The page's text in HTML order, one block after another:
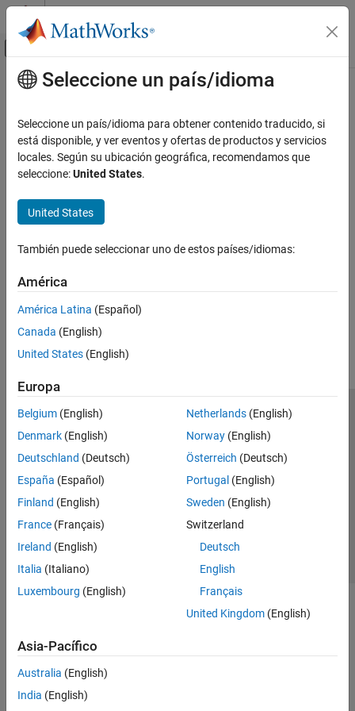
Saltar al contenido
Mostrar/ocultar menú de navegación
Inicio de Documentación
Categoría
Automated Driving Toolbox
Get Started with Automated Driving
Toolbox
Driving Scenario Simulation
Scenarios from Real-World Sensor Data
Euro NCAP Test Suite
Automated Driving Algorithms
Ground Truth Labeling
AUTOSAR Blockset
IEC Certification Kit
Model-Based Calibration Toolbox
Navigation Toolbox
Powertrain Blockset
RoadRunner
RoadRunner Scenario
Robotics System Toolbox
ROS Toolbox
UAV Toolbox
Vehicle Dynamics Blockset
Vehicle Network Toolbox
Contenido principal
How useful was this information?
Seleccione un país/idioma
Seleccione un país/idioma para obtener contenido traducido, si
está disponible, y ver eventos y ofertas de productos y servicios
locales. Según su ubicación geográfica, recomendamos que
seleccione:United States.
United States
También puede seleccionar uno de estos países/idiomas:
América
América Latina (Español)
Canada (English)
United States (English)
Europa
Belgium (English)
Denmark (English)
Deutschland (Deutsch)
España (Español)
Finland (English)
France (Français)
Ireland (English)
Italia (Italiano)
Luxembourg (English)
Netherlands(English)
Norway(English)
Österreich (Deutsch)
Portugal (English)
Sweden (English)
Switzerland
Deutsch
English
Français
United Kingdom(English)
Asia-Pacífico
Australia (English)
India (English)
Centro de confianza
Marcas comerciales
Política de privacidad
Antipiratería
Estado de las aplicaciones
Información de contacto
© 1994-2026 The MathWorks, Inc.
Seleccione un país/